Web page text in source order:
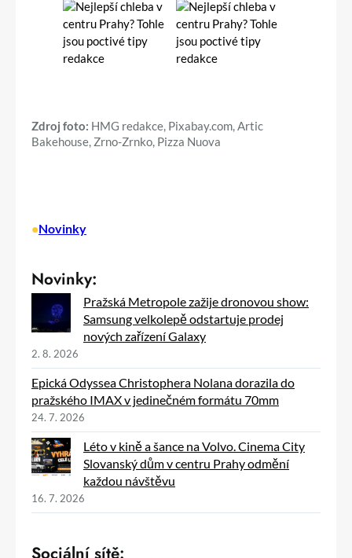
Zdroj foto: HMG redakce, Pixabay.com, Artic
Bakehouse, Zrno-Zrnko, Pizza Nuova
•Novinky
Novinky:
Pražská Metropole zažije dronovou show:
Samsung velkolepě odstartuje prodej
nových zařízení Galaxy
2. 8. 2026
Epická Odyssea Christophera Nolana dorazila do
pražského IMAX v jedinečném formátu 70mm
24. 7. 2026
Léto v kině a šance na Volvo. Cinema City
Slovanský dům v centru Prahy odmění
každou návštěvu
16. 7. 2026
Sociální sítě: